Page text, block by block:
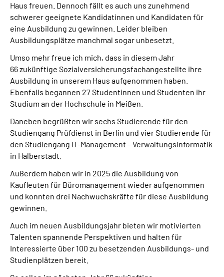
Haus freuen. Dennoch fällt es auch uns zunehmend
schwerer geeignete Kandidatinnen und Kandidaten für
eine Ausbildung zu gewinnen. Leider bleiben
Ausbildungsplätze manchmal sogar unbesetzt.
Umso mehr freue ich mich, dass in diesem Jahr
66 zukünftige Sozialversicherungsfachangestellte ihre
Ausbildung in unserem Haus aufgenommen haben.
Ebenfalls begannen 27 Studentinnen und Studenten ihr
Studium an der Hochschule in Meißen.
Daneben begrüßten wir sechs Studierende für den
Studiengang Prüfdienst in Berlin und vier Studierende für
den Studiengang IT-Management – Verwaltungsinformatik
in Halberstadt.
Außerdem haben wir in 2025 die Ausbildung von
Kaufleuten für Büromanagement wieder aufgenommen
und konnten drei Nachwuchskräfte für diese Ausbildung
gewinnen.
Auch im neuen Ausbildungsjahr bieten wir motivierten
Talenten spannende Perspektiven und halten für
Interessierte über 100 zu besetzenden Ausbildungs- und
Studienplätzen bereit.